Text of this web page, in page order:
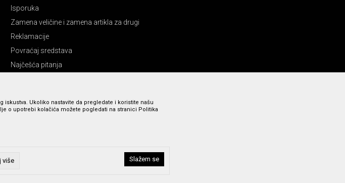
Isporuka
Zamena veličine i zamena artikla za drugi
Reklamacije
Povraćaj sredstava
Najčešća pitanja
da su sve informacije kompletne i bez grešaka. Svi prikazani artikli su deo naše ponude i ne
Ukoliko nastavite da pregledate i koristite našu
o upotrebi kolačića možete pogledati na stranici Politika
više Slažem se